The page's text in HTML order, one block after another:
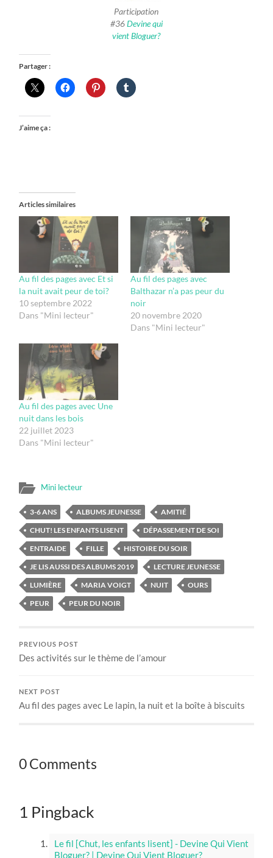
Participation
#36Devine qui
vient Bloguer?
Partager :
J’aime ça :
Articles similaires
Au fil des pages avec Et si
la nuit avait peur de toi?
10 septembre 2022
Dans "Mini lecteur"
Au fil des pages avec
Balthazar n’a pas peur du
noir
20 novembre 2020
Dans "Mini lecteur"
Au fil des pages avec Une
nuit dans les bois
22 juillet 2023
Dans "Mini lecteur"
Mini lecteur
3-6 ANS ALBUMS JEUNESSE
AMITIÉ
CHUT! LES ENFANTS LISENT
DÉPASSEMENT DE SOI
ENTRAIDE
FILLE
HISTOIRE DU SOIR
JE LIS AUSSI DES ALBUMS 2019
LECTURE JEUNESSE
LUMIÈRE
MARIA VOIGT NUIT
OURS
PEUR
PEUR DU NOIR
PREVIOUS POST
Des activités sur le thème de l’amour
NEXT POST
Au fil des pages avec Le lapin, la nuit et la boîte à biscuits
0 Comments
1 Pingback
Le fil [Chut, les enfants lisent] - Devine Qui Vient
Bloguer? | Devine Qui Vient Bloguer?